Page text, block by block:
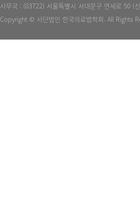
사무국 : (03722) 서울특별시 서대문구 연세로 50 (
Copyright © 사단법인 한국의료법학회. All Rights